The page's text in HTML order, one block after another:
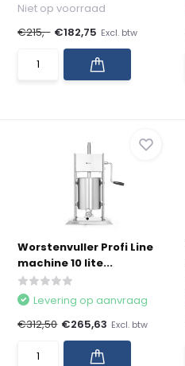
Niet op voorraad
€215,- €182,75 Excl. btw
Worstenvuller Profi Line
machine 10 lite...
Levering op aanvraag
€312,50 €265,63 Excl. btw